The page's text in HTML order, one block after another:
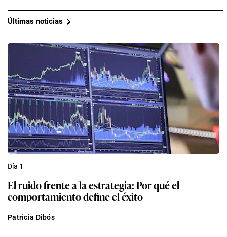
Últimas noticias
Día 1
El ruido frente a la estrategia: Por qué el
comportamiento define el éxito
Patricia Dibós